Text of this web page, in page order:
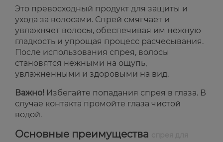
Это превосходный продукт для защиты и
ухода за волосами. Спрей смягчает и
увлажняет волосы, обеспечивая им нежную
гладкость и упрощая процесс расчесывания.
После использования спрея, волосы
становятся нежными на ощупь,
увлажненными и здоровыми на вид.
Важно! Избегайте попадания спрея в глаза. В
случае контакта промойте глаза чистой
водой.
Основные преимущества